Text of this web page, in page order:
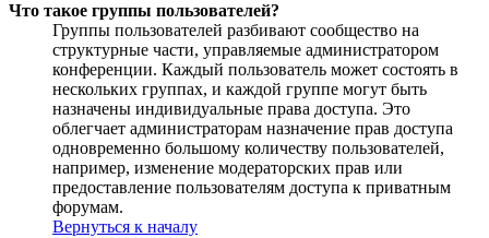
Что такое группы пользователей?
Группы пользователей разбивают сообщество на
структурные части, управляемые администратором
конференции. Каждый пользователь может состоять в
нескольких группах, и каждой группе могут быть
назначены индивидуальные права доступа. Это
облегчает администраторам назначение прав доступа
одновременно большому количеству пользователей,
например, изменение модераторских прав или
предоставление пользователям доступа к приватным
форумам.
Вернуться к началу